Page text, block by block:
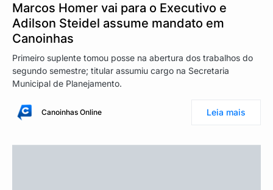
Marcos Homer vai para o Executivo e
Adilson Steidel assume mandato em
Canoinhas
Primeiro suplente tomou posse na abertura dos trabalhos do
segundo semestre; titular assumiu cargo na Secretaria
Municipal de Planejamento.
Canoinhas Online Leia mais